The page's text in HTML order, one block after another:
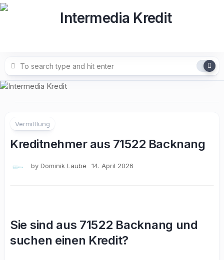
Skip
Vermittlung
Kreditnehmer aus 71522 Backnang
by Dominik Laube 14. April 2026
Sie sind aus 71522 Backnang und
suchen einen Kredit?